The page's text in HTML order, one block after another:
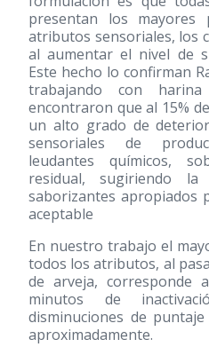
presentan los
atributos sensoriales, los
al aumentar el nivel de
Este hecho lo confirman
trabajando con
encontraron que al 15%
un alto grado de
sensoriales de
leudantes químicos,
residual, sugiriendo
saborizantes apropiados
aceptable
En nuestro trabajo el
todos los atributos, al
de arveja, corresponde
minutos de
disminuciones de
aproximadamente.